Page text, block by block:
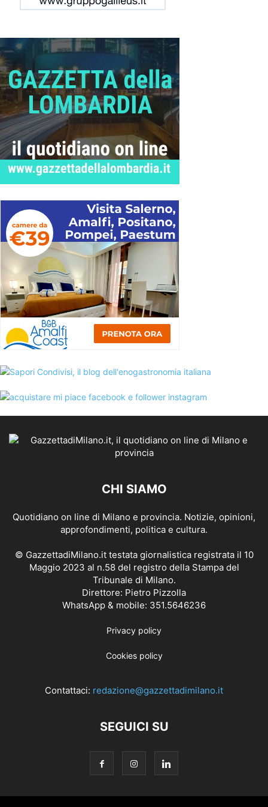
CHI SIAMO
Quotidiano on line di Milano e provincia. Notizie, opinioni,
approfondimenti, politica e cultura.
© GazzettadiMilano.it testata giornalistica registrata il 10
Maggio 2023 al n.58 del registro della Stampa del
Tribunale di Milano.
Direttore: Pietro Pizzolla
WhatsApp & mobile: 351.5646236
Privacy policy
Cookies policy
Contattaci: redazione@gazzettadimilano.it
SEGUICI SU